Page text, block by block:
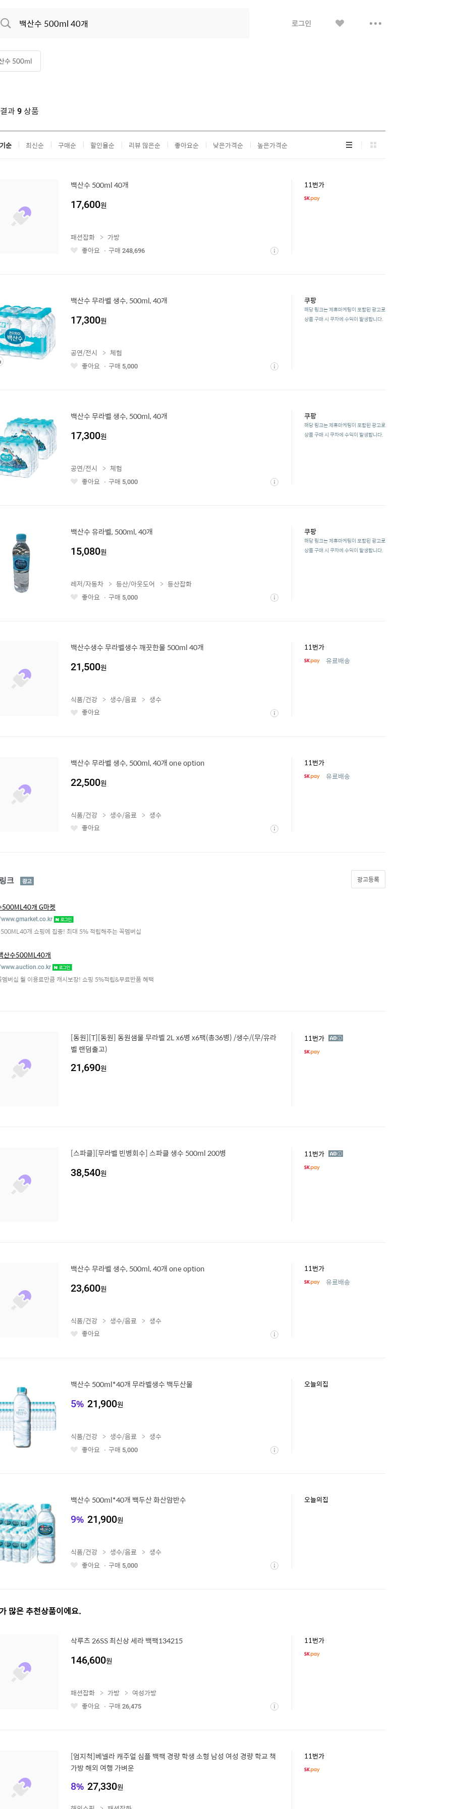
로그인 보
수 500ml
과 9 상품
순 최신순 구매순 할인율순 리뷰 많은순 좋아요순 낮은가격순 높은가격순 리
스
그
리
백산수 500ml 40개
17,600원
11번가
좋 상
패션잡화
가방
좋아요
구매 248,696
백산수 무라벨 생수, 500ml, 40개
17,300원
쿠팡
해당 링크는 제휴마케팅이 포함된 광고로
상품 구매 시 쿠차에 수익이 발생합니다.
좋 상
공연/전시
체험
좋아요
구매 5,000
백산수 무라벨 생수, 500ml, 40개
17,300원
쿠팡
해당 링크는 제휴마케팅이 포함된 광고로
상품 구매 시 쿠차에 수익이 발생합니다.
좋 상
공연/전시
체험
좋아요
구매 5,000
백산수 유라벨, 500ml, 40개
15,080원
쿠팡
해당 링크는 제휴마케팅이 포함된 광고로
상품 구매 시 쿠차에 수익이 발생합니다.
좋 상
레저/자동차 등산/아웃도어
등산잡화
좋아요
구매 5,000
백산수생수 무라벨생수 깨끗한물 500ml 40개
21,500원
11번가
유료배송
좋 상
식품/건강 생수/음료
생수
좋아요
백산수 무라벨 생수, 500ml, 40개 one option
22,500원
11번가
유료배송
좋 상
식품/건강 생수/음료
생수
좋아요
크 광
고
광고등록
500ML40개 G마켓
개 쇼핑에 집중! 최대 5% 적립해주는 꼭멤버십
산수500ML40개
멤버십 월 이용료만큼 캐시보장! 쇼핑 5%적립&무료반품 혜택
[동원][T][동원] 동원샘물 무라벨 2L x6병 x6팩(총36병) /생수/(무/유라
벨 랜덤출고)
21,690원
11번가 광
[스파클][무라벨 빈병회수] 스파클 생수 500ml 200병
38,540원
11번가 광
백산수 무라벨 생수, 500ml, 40개 one option
23,600원
11번가
유료배송
좋 상
식품/건강 생수/음료
생수
좋아요
백산수 500ml*40개 무라벨생수 백두산물
5% 21,900원
오늘의집
좋 상
식품/건강 생수/음료
생수
좋아요
구매 5,000
백산수 500ml*40개 백두산 화산암반수
9% 21,900원
오늘의집
좋 상
식품/건강 생수/음료
생수
좋아요
구매 5,000
많은 추천상품이에요.
삭루츠 26SS 최신상 세라 백팩134215
146,600원
11번가
좋 상
패션잡화 가방
여성가방
좋아요
구매 26,475
[엄지척]베넬라 캐주얼 심플 백팩 경량 학생 소형 남성 여성 경량 학교 책
가방 해외 여행 가벼운
8% 27,330원
11번가